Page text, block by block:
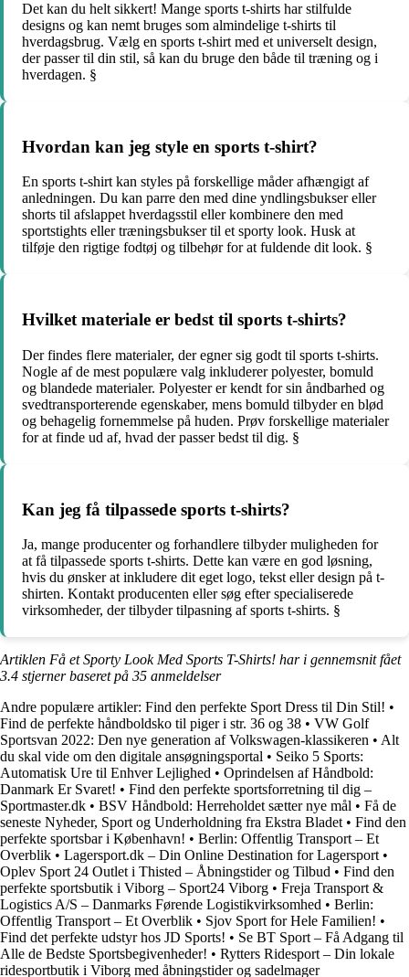
Det kan du helt sikkert! Mange sports t-shirts har stilfulde
designs og kan nemt bruges som almindelige t-shirts til
hverdagsbrug. Vælg en sports t-shirt med et universelt design,
der passer til din stil, så kan du bruge den både til træning og i
hverdagen. §
Hvordan kan jeg style en sports t-shirt?
En sports t-shirt kan styles på forskellige måder afhængigt af
anledningen. Du kan parre den med dine yndlingsbukser eller
shorts til afslappet hverdagsstil eller kombinere den med
sportstights eller træningsbukser til et sporty look. Husk at
tilføje den rigtige fodtøj og tilbehør for at fuldende dit look. §
Hvilket materiale er bedst til sports t-shirts?
Der findes flere materialer, der egner sig godt til sports t-shirts.
Nogle af de mest populære valg inkluderer polyester, bomuld
og blandede materialer. Polyester er kendt for sin åndbarhed og
svedtransporterende egenskaber, mens bomuld tilbyder en blød
og behagelig fornemmelse på huden. Prøv forskellige materialer
for at finde ud af, hvad der passer bedst til dig. §
Kan jeg få tilpassede sports t-shirts?
Ja, mange producenter og forhandlere tilbyder muligheden for
at få tilpassede sports t-shirts. Dette kan være en god løsning,
hvis du ønsker at inkludere dit eget logo, tekst eller design på t-
shirten. Kontakt producenten eller søg efter specialiserede
virksomheder, der tilbyder tilpasning af sports t-shirts. §
Artiklen Få et Sporty Look Med Sports T-Shirts! har i gennemsnit fået
3.4 stjerner baseret på 35 anmeldelser
Andre populære artikler: Find den perfekte Sport Dress til Din Stil! •
Find de perfekte håndboldsko til piger i str. 36 og 38 • VW Golf
Sportsvan 2022: Den nye generation af Volkswagen-klassikeren • Alt
du skal vide om den digitale ansøgningsportal • Seiko 5 Sports:
Automatisk Ure til Enhver Lejlighed • Oprindelsen af Håndbold:
Danmark Er Svaret! • Find den perfekte sportsforretning til dig –
Sportmaster.dk • BSV Håndbold: Herreholdet sætter nye mål • Få de
seneste Nyheder, Sport og Underholdning fra Ekstra Bladet • Find den
perfekte sportsbar i København! • Berlin: Offentlig Transport – Et
Overblik • Lagersport.dk – Din Online Destination for Lagersport •
Oplev Sport 24 Outlet i Thisted – Åbningstider og Tilbud • Find den
perfekte sportsbutik i Viborg – Sport24 Viborg • Freja Transport &
Logistics A/S – Danmarks Førende Logistikvirksomhed • Berlin:
Offentlig Transport – Et Overblik • Sjov Sport for Hele Familien! •
Find det perfekte udstyr hos JD Sports! • Se BT Sport – Få Adgang til
Alle de Bedste Sportsbegivenheder! • Rytters Ridesport – Din lokale
ridesportbutik i Viborg med åbningstider og sadelmager